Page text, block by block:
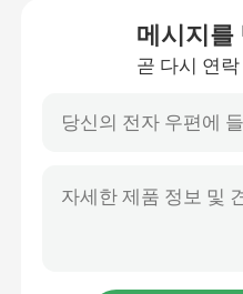
메시지를
곧 다시 연